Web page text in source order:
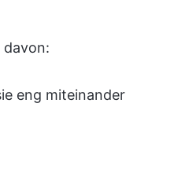
davon:
eng miteinander